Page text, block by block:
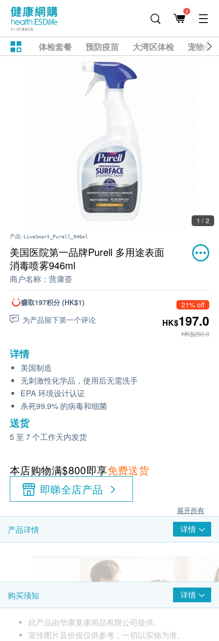
1
体检套餐 预防疫苗 大湾区体检 宠物健
1 / 2
产品: LiveSmart_Purell_946ml
美国医院第一品牌Purell 多用途表面
消毒喷雾946ml
商户名称： 营康荟
赚取197积分 (HK$1)
为产品留下第一个评论
21% off
HK$197.0
HK$250.0
详情
美国制造
无刺激性化学品，使用后无需洗手
EPA 环境设计认证
杀死99.9% 的病毒和细菌
送货
5 至 7 个工作天内发货
本店购物满$800即享免费送货
即睇全店产品
展开所有
产品详情 详情
购买须知 详情
此产品由华康复康用品有限公司提供。
宣传图片及价值仅供参考，一切以实物为准。